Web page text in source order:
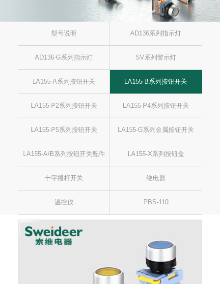
型号说明 AD136系列指示灯
AD136-G系列指示灯 SV系列警示灯
LA155-A系列按钮开关 LA155-B系列按钮开关
LA155-P2系列按钮开关 LA155-P4系列按钮开关
LA155-P5系列按钮开关 LA155-G系列金属按钮开关
LA155-A/B系列按钮开关配件 LA155-X系列按钮盒
十字摇杆开关 继电器
温控仪 PBS-110